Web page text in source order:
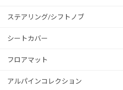
ステアリング/シフトノブ
シートカバー
フロアマット
アルパインコレクション